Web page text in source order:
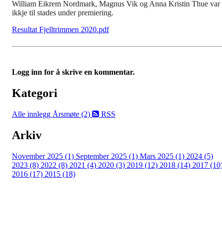
William Eikrem Nordmark, Magnus Vik og Anna Kristin Thue var
ikkje til stades under premiering.
Resultat Fjelltrimmen 2020.pdf
Logg inn for å skrive en kommentar.
Kategori
Alle innlegg Årsmøte (2) RSS
Arkiv
November 2025 (1) September 2025 (1) Mars 2025 (1) 2024 (5)
2023 (8) 2022 (8) 2021 (4) 2020 (3) 2019 (12) 2018 (14) 2017
2016 (17) 2015 (18)